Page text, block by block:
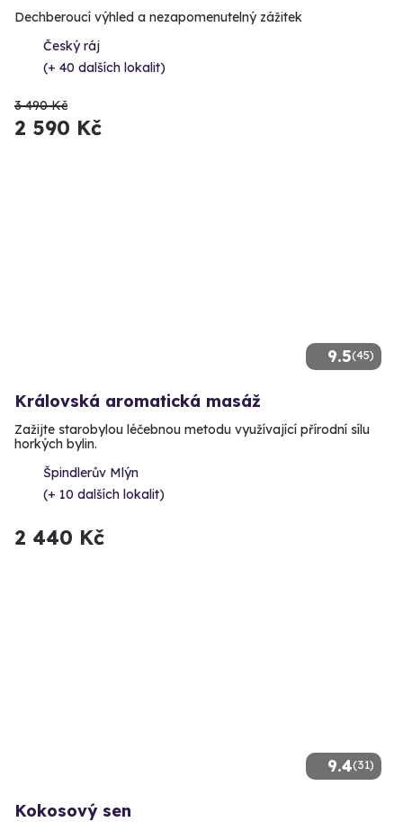
Dechberoucí výhled a nezapomenutelný zážitek
Český ráj
(+ 40 dalších lokalit)
3 490 Kč
2 590 Kč
9.5(45)
Královská aromatická masáž
Zažijte starobylou léčebnou metodu využívající přírodní sílu
horkých bylin.
Špindlerův Mlýn
(+ 10 dalších lokalit)
2 440 Kč
9.4(31)
Kokosový sen